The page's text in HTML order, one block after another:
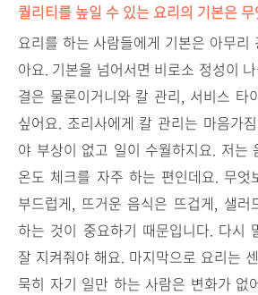
퀄리티를 높일 수 있는 요리의 기본은
요리를 하는 사람들에게 기본은 아무리
아요. 기본을 넘어서면 비로소 정성이
결은 물론이거니와 칼 관리, 서비스 타
싶어요. 조리사에게 칼 관리는 마음가
야 부상이 없고 일이 수월하지요. 저는
온도 체크를 자주 하는 편인데요. 무엇
부드럽게, 뜨거운 음식은 뜨겁게, 샐러
하는 것이 중요하기 때문입니다. 다시
잘 지켜줘야 해요. 마지막으로 요리는
묵히 자기 일만 하는 사람은 변화가 없